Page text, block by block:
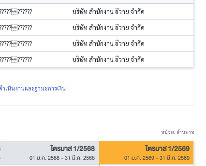
บริษัท สำนักงาน อีวาย จำกัด
บริษัท สำนักงาน อีวาย จำกัด
บริษัท สำนักงาน อีวาย จำกัด
บริษัท สำนักงาน อีวาย จำกัด
เนินงานและฐานะการเงิน
หน่วย: ล้านบาท
ไตรมาส 1/2568
01 ม.ค. 2568-31 มี.ค. 2568
ไตรมาส 1/2569
01 ม.ค. 2569-31 มี.ค. 2569